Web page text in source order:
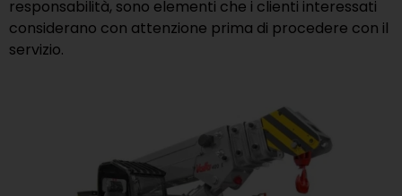
responsabilità, sono elementi che i clienti interessati
considerano con attenzione prima di procedere con il
servizio.